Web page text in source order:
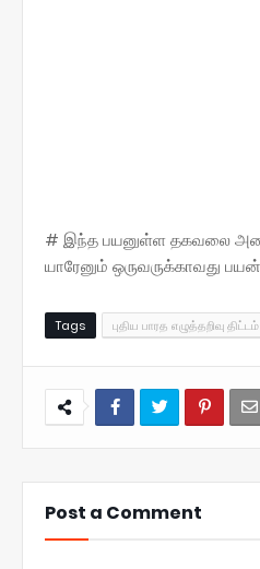
# இந்த பயனுள்ள தகவலை
யாரேனும் ஒருவருக்காவது
Tags புதிய பாரத எழுத்தறிவு திட்டம்
Post a Comment